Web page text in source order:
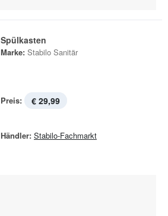
Spülkasten
Marke: Stabilo Sanitär
Preis: € 29,99
Händler: Stabilo-Fachmarkt